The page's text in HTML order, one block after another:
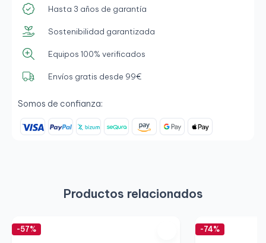
Hasta 3 años de garantía
Sostenibilidad garantizada
Equipos 100% verificados
Envíos gratis desde 99€
Somos de confianza:
Productos relacionados
-57% -74%